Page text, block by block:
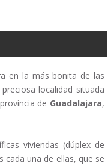
en la más bonita de las
localidad situada
de Guadalajara,
viviendas (dúplex de
cada una de ellas, que se